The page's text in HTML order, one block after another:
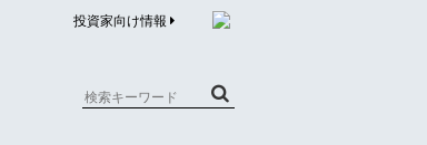
投資家向け情報